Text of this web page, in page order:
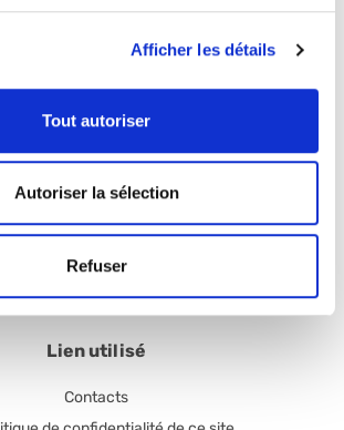
Afficher les détails
Tout autoriser
Autoriser la sélection
Refuser
Fax: +39.0522.394.305
PreGel S.p.a. - Sede Legale
GEL spa con socio unico
Via 11 Settembre 2001 n. 5/A
Lien utilisé
Contacts